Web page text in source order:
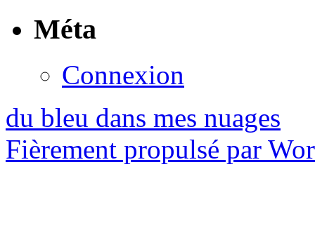
Méta
Connexion
du bleu dans mes nuages
Fièrement propulsé par